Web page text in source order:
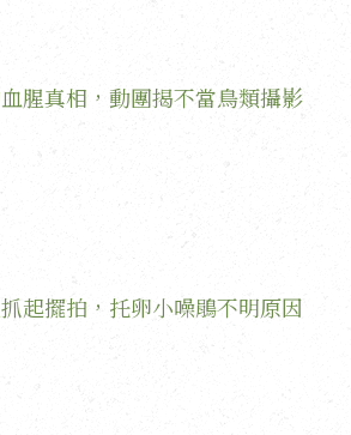
腥真相，動團揭不當鳥類攝影
起擺拍，托卵小噪鵑不明原因